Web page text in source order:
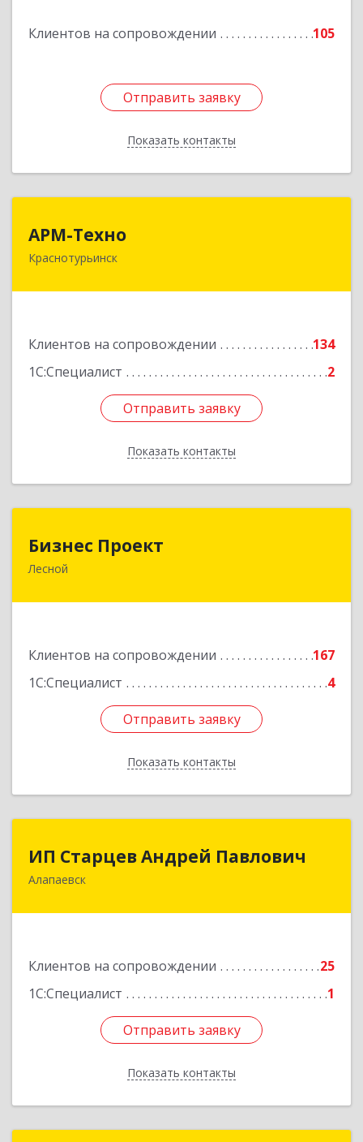
Клиентов на сопровождении 105
Отправить заявку
Показать контакты
Отправить заявку
Назад
АРМ-Техно
Краснотурьинск
Клиентов на сопровождении
134
1С:Специалист
2
Отправить заявку
Показать контакты
624447, Свердловская обл, Краснотурьинск г,
Отправить заявку
Назад
Бизнес Проект
Лесной
Клиентов на сопровождении
167
1С:Специалист
4
Отправить заявку
Показать контакты
624200, Свердловская обл, Лесной г, Сиротина
Отправить заявку
Назад
ИП Старцев Андрей Павлович
Алапаевск
Клиентов на сопровождении
25
1С:Специалист
1
Отправить заявку
Показать контакты
ИП Старцев Андрей Павлович
624601, Свердловская обл, Алапаевск г,
Отправить заявку
Назад